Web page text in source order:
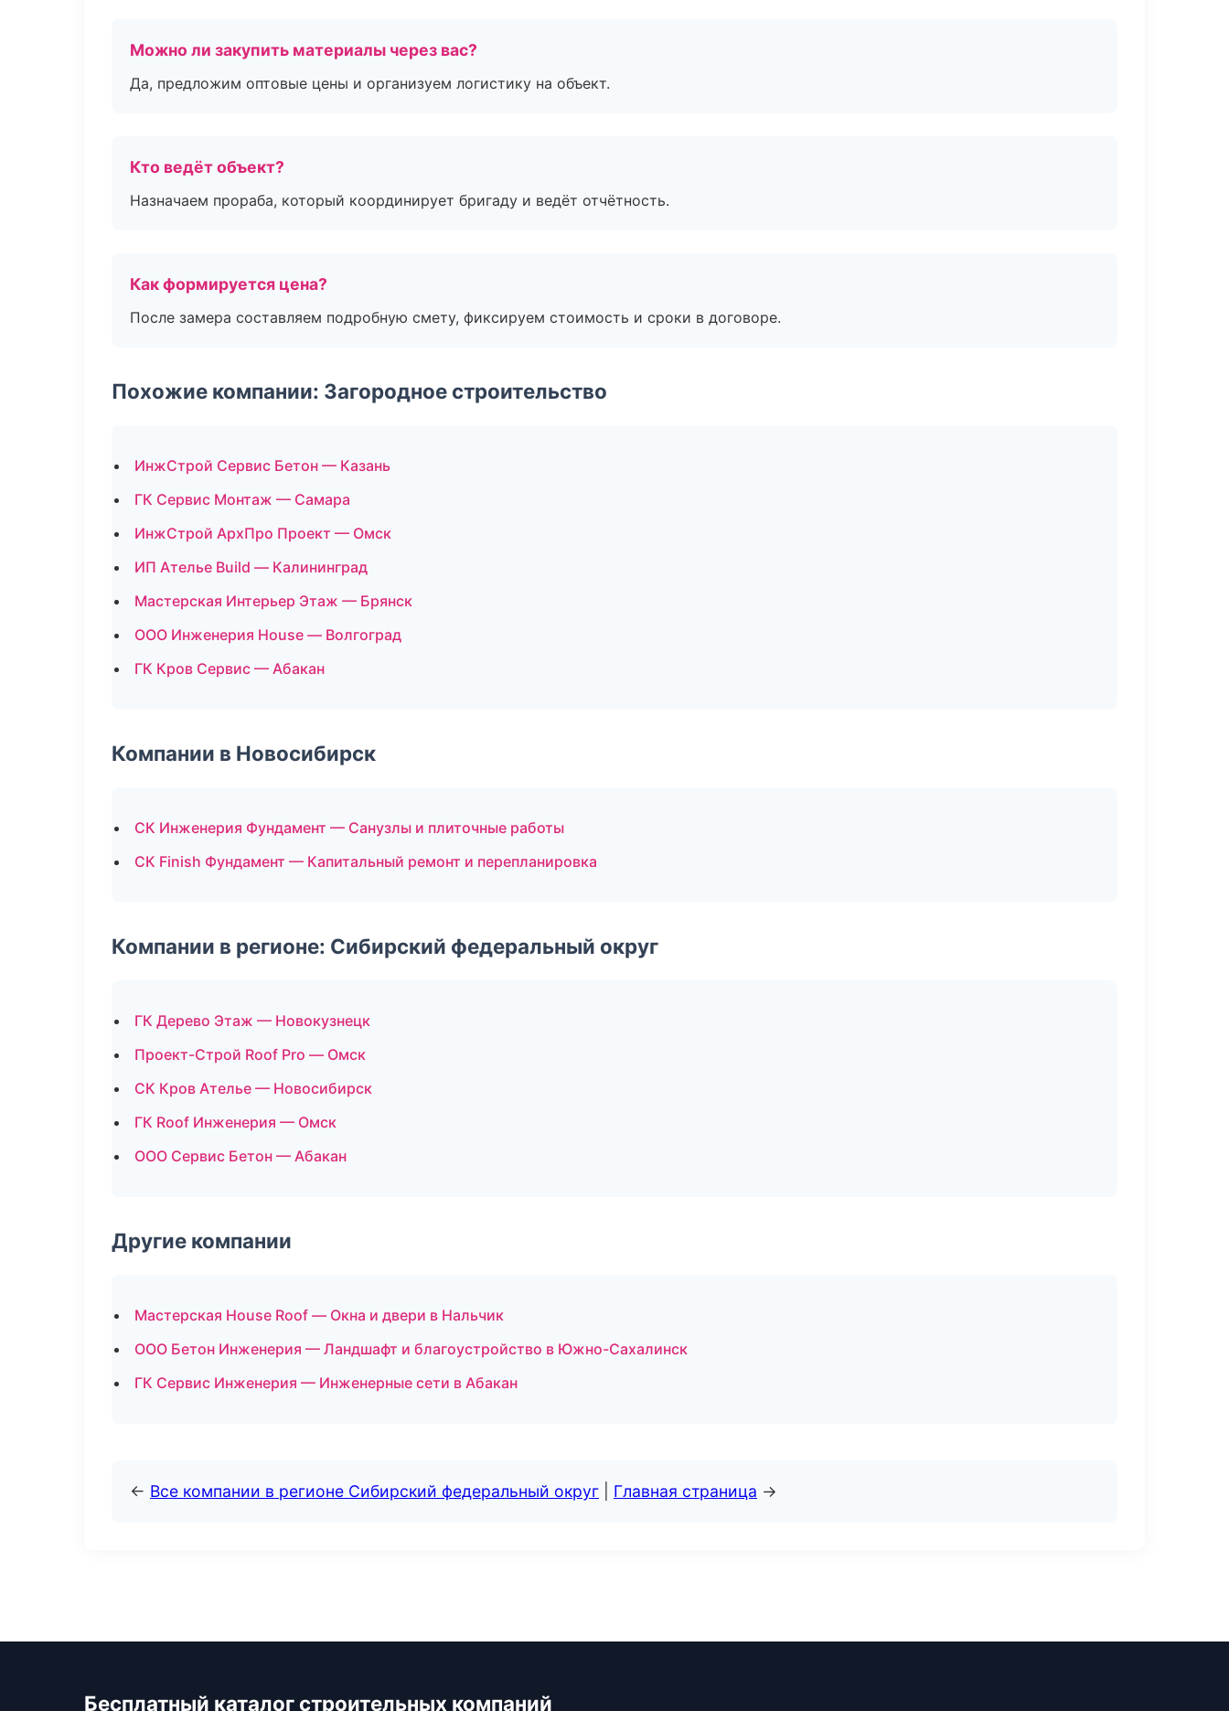
Можно ли закупить материалы через вас?
Да, предложим оптовые цены и организуем логистику на объект.
Кто ведёт объект?
Назначаем прораба, который координирует бригаду и ведёт отчётность.
Как формируется цена?
После замера составляем подробную смету, фиксируем стоимость и сроки в договоре.
Похожие компании: Загородное строительство
ИнжСтрой Сервис Бетон — Казань
ГК Сервис Монтаж — Самара
ИнжСтрой АрхПро Проект — Омск
ИП Ателье Build — Калининград
Мастерская Интерьер Этаж — Брянск
ООО Инженерия House — Волгоград
ГК Кров Сервис — Абакан
Компании в Новосибирск
СК Инженерия Фундамент — Санузлы и плиточные работы
СК Finish Фундамент — Капитальный ремонт и перепланировка
Компании в регионе: Сибирский федеральный округ
ГК Дерево Этаж — Новокузнецк
Проект-Строй Roof Pro — Омск
СК Кров Ателье — Новосибирск
ГК Roof Инженерия — Омск
ООО Сервис Бетон — Абакан
Другие компании
Мастерская House Roof — Окна и двери в Нальчик
ООО Бетон Инженерия — Ландшафт и благоустройство в Южно-Сахалинск
ГК Сервис Инженерия — Инженерные сети в Абакан
← Все компании в регионе Сибирский федеральный округ Главная страница →
Бесплатный каталог строительных компаний